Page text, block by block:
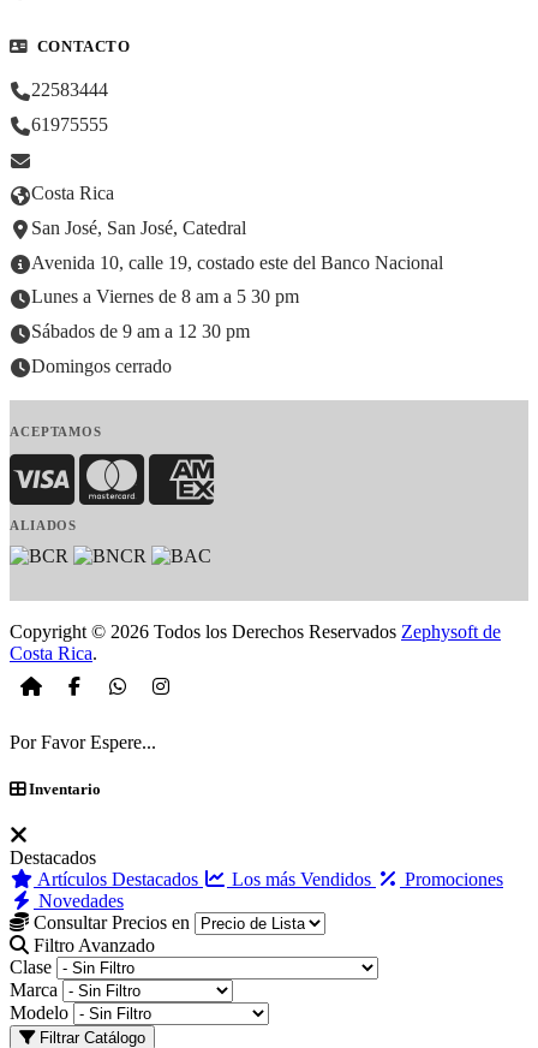
CONTACTO
22583444
61975555
Costa Rica
San José, San José, Catedral
Avenida 10, calle 19, costado este del Banco Nacional
Lunes a Viernes de 8 am a 5 30 pm
Sábados de 9 am a 12 30 pm
Domingos cerrado
ACEPTAMOS
Visa MasterCardAmerican Express
ALIADOS
Copyright © 2026 Todos los Derechos Reservados Zephysoft de
Costa Rica.
Por Favor Espere...
Inventario
Destacados
Artículos Destacados
Los más Vendidos
Promociones
Novedades
Consultar Precios en
Filtro Avanzado
Clase
Marca
Modelo
Filtrar Catálogo